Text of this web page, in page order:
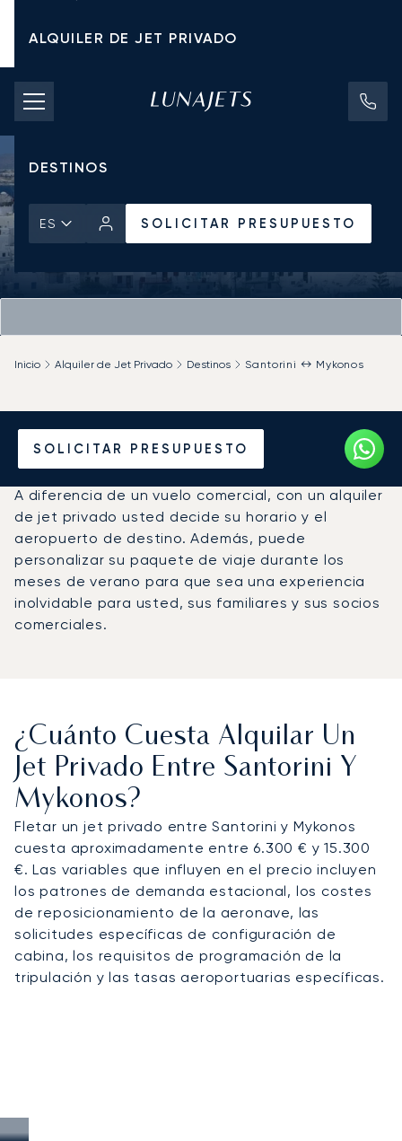
ALQUILER DE JET PRIVADO
TARIFAS DE CHÁRTER
JETS PRIVADOS
DESTINOS
ES SOLICITAR PRESUPUESTO
SOLICITAR PRESUPUESTO
Inicio Alquiler de Jet Privado Destinos Santorini ↔ Mykonos
Alquile un Jet Privado de
Santorini a Miconos
A diferencia de un vuelo comercial, con un alquiler
de jet privado usted decide su horario y el
aeropuerto de destino. Además, puede
personalizar su paquete de viaje durante los
meses de verano para que sea una experiencia
inolvidable para usted, sus familiares y sus socios
comerciales.
¿Cuánto Cuesta Alquilar Un
Jet Privado Entre Santorini Y
Mykonos?
Fletar un jet privado entre Santorini y Mykonos
cuesta aproximadamente entre 6.300 € y 15.300
€. Las variables que influyen en el precio incluyen
los patrones de demanda estacional, los costes
de reposicionamiento de la aeronave, las
solicitudes específicas de configuración de
cabina, los requisitos de programación de la
tripulación y las tasas aeroportuarias específicas.